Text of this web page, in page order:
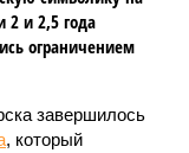
2 и 2,5 года
ограничением
завершилось
, который